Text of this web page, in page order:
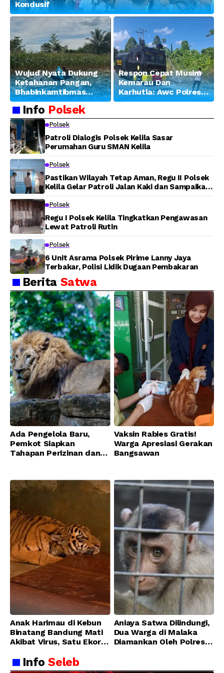
Kondusif
Wujud Nyata Dukung
Ketahanan Pangan,
Bhabinkamtibmas
Banjar Ausoy Turun
Langsung Bantu
Warga Panen Jagung
Respon Cepat Musim
Kemarau Dan
Karhutla: Awc Polres
Teluk Bintuni
Lahan di Jalan Poros
Info Polsek
Polsek
Patroli Dialogis Polsek Kelila Sasar
Perumahan Guru SMAN Kelila
Polsek
Pastikan Wilayah Tetap Aman, Regu II Polsek
Kelila Gelar Patroli Jalan Kaki dan Sampaikan
Polsek
Regu I Polsek Kelila Tingkatkan Pengawasan
Lewat Patroli Rutin
Polsek
6 Unit Asrama Polsek Pirime Lanny Jaya
Terbakar, Polisi Lidik Dugaan Pembakaran
Berita Satwa
Ada Pengelola Baru,
Pemkot Siapkan
Tahapan Perizinan dan
Vaksin Rabies Gratis!
Warga Apresiasi Gerakan
Bangsawan
Anak Harimau di Kebun
Binatang Bandung Mati
Akibat Virus, Satu Ekor
Membaik
Aniaya Satwa Dilindungi,
Dua Warga di Malaka
Diamankan Oleh Polres
InfoSeleb